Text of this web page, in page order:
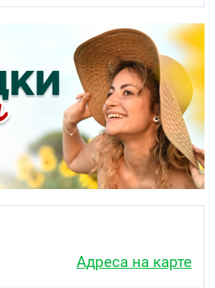
сосудистое
и диастолическое
(АД), пост- и преднагрузка
артерии в большей
этом рефлекторного
сердечных сокращений не
деградацию брадикинина,
более выражен при
плазмы, чем при
его уровне.
пределах не
мозговое кровообращение,
поддерживается на
Усиливает коронарный и
Адреса на карте